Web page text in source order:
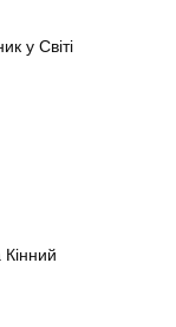
у Світі